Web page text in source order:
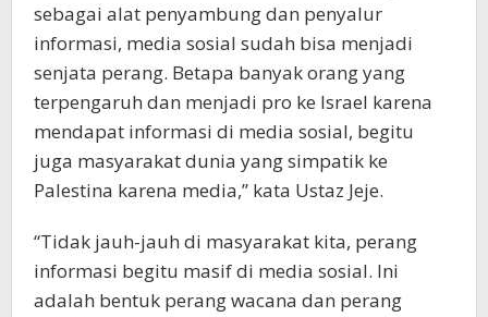
sebagai alat penyambung dan penyalur
informasi, media sosial sudah bisa menjadi
senjata perang. Betapa banyak orang yang
terpengaruh dan menjadi pro ke Israel karena
mendapat informasi di media sosial, begitu
juga masyarakat dunia yang simpatik ke
Palestina karena media,” kata Ustaz Jeje.
“Tidak jauh-jauh di masyarakat kita, perang
informasi begitu masif di media sosial. Ini
adalah bentuk perang wacana dan perang